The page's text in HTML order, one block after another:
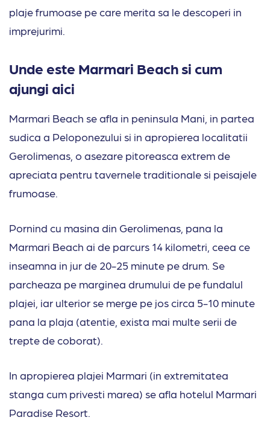
plaje frumoase pe care merita sa le descoperi in
imprejurimi.
Unde este Marmari Beach si cum
ajungi aici
Marmari Beach se afla in peninsula Mani, in partea
sudica a Peloponezului si in apropierea localitatii
Gerolimenas, o asezare pitoreasca extrem de
apreciata pentru tavernele traditionale si peisajele
frumoase.
Pornind cu masina din Gerolimenas, pana la
Marmari Beach ai de parcurs 14 kilometri, ceea ce
inseamna in jur de 20-25 minute pe drum. Se
parcheaza pe marginea drumului de pe fundalul
plajei, iar ulterior se merge pe jos circa 5-10 minute
pana la plaja (atentie, exista mai multe serii de
trepte de coborat).
In apropierea plajei Marmari (in extremitatea
stanga cum privesti marea) se afla hotelul Marmari
Paradise Resort.